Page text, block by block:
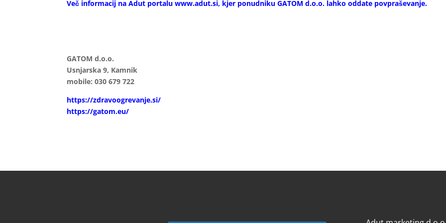
Več informacij na Adut portalu www.adut.si, kjer ponudniku GATOM d.o.o. lahko oddate povpraševanje.
GATOM d.o.o.
Usnjarska 9, Kamnik
mobile: 030 679 722
https://zdravoogrevanje.si/
https://gatom.eu/